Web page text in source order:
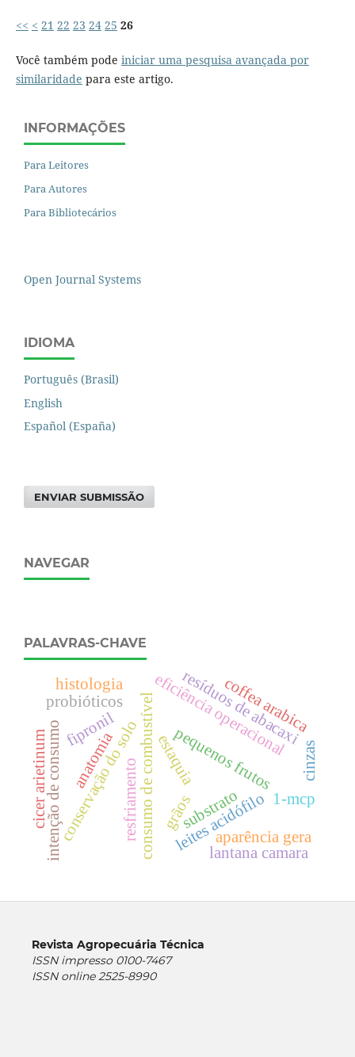
<< < 21 22 23 24 25 26
Você também pode iniciar uma pesquisa avançada por
similaridade para este artigo.
INFORMAÇÕES
Para Leitores
Para Autores
Para Bibliotecários
Open Journal Systems
IDIOMA
Português (Brasil)
English
Español (España)
ENVIAR SUBMISSÃO
NAVEGAR
PALAVRAS-CHAVE
pequenos frutos
grãos
estaquia
consumo de combustíveleficiência operacional
conservação do solo
resfriamento substrato
intenção de consumo leites acidófilo
probióticos
lantana camara
cicer arietinum anatomia
aparência gera
resíduos de abacaxi
coffea arabica
1-mcp
fipronil
histologia
cinzas
Revista Agropecuária Técnica
ISSN impresso 0100-7467
ISSN online 2525-8990